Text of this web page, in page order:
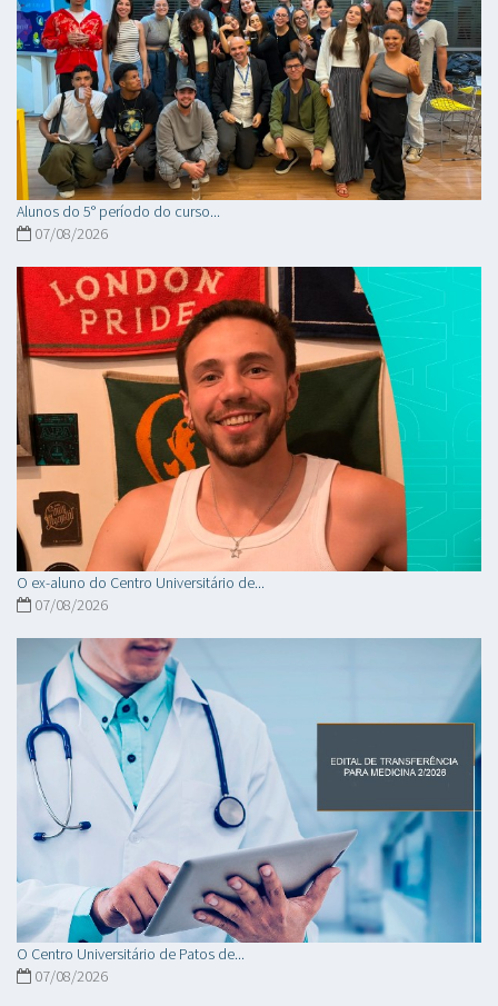
Alunos do 5° período do curso...
07/08/2026
O ex-aluno do Centro Universitário de...
07/08/2026
O Centro Universitário de Patos de...
07/08/2026